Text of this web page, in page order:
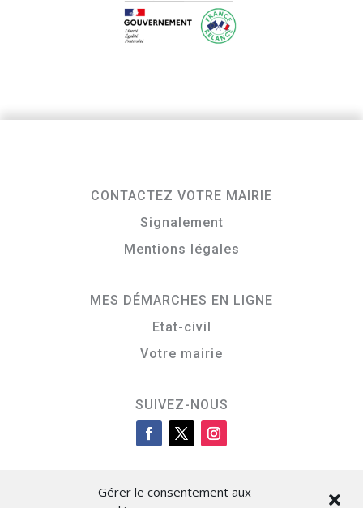
Gérer le consentement aux
CONTACTEZ VOTRE MAIRIE
Signalement
Mentions légales
MES DÉMARCHES EN LIGNE
Etat-civil
Votre mairie
SUIVEZ-NOUS